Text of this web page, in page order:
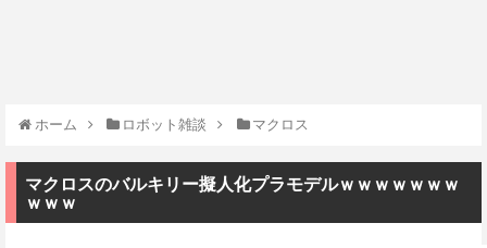
ホーム ロボット雑談 マクロス
マクロスのバルキリー擬人化プラモデルｗｗｗｗｗｗｗ
ｗｗｗ